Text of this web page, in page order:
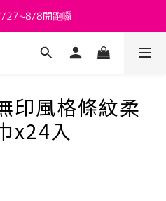
$800購物金
27~8/8開跑囉
$800購物金
印風格條紋柔
x24入